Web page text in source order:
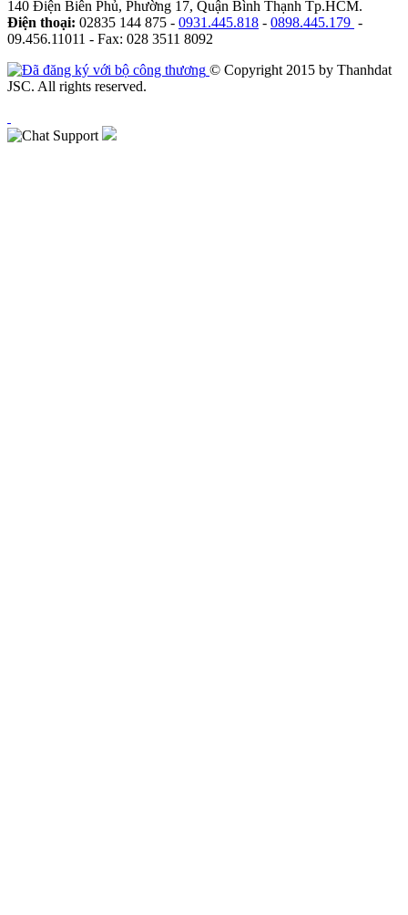
140 Điện Biên Phủ, Phường 17, Quận Bình Thạnh Tp.HCM.
Điện thoại: 02835 144 875 - 0931.445.818 - 0898.445.179 -
09.456.11011 - Fax: 028 3511 8092
© Copyright 2015 by Thanhdat
JSC. All rights reserved.